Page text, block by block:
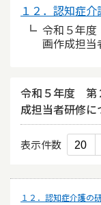
１２．認知症
令和５年
画作成担当
令和５年度 第
成担当者研修に
表示件数
１２．認知症介護の